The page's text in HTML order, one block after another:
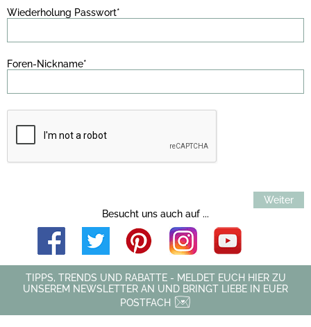
Wiederholung Passwort*
Foren-Nickname*
Weiter
Besucht uns auch auf ...
TIPPS, TRENDS UND RABATTE - MELDET EUCH HIER ZU
UNSEREM NEWSLETTER AN UND BRINGT LIEBE IN EUER
POSTFACH